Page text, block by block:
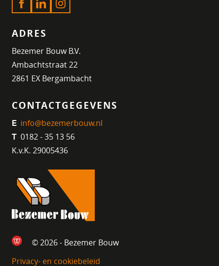
ADRES
Bezemer Bouw B.V.
Ambachtstraat 22
2861 EX Bergambacht
CONTACTGEGEVENS
E info@bezemerbouw.nl
T 0182 - 35 13 56
K.v.K. 29005436
© 2026 - Bezemer Bouw
Privacy- en cookiebeleid